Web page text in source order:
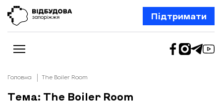
Підтримати
Головна The Boiler Room
Тема: The Boiler Room